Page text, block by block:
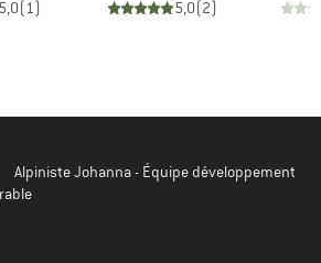
( 1) 5,0(2)
Alpiniste Johanna - Équipe développement